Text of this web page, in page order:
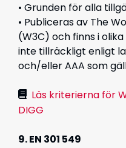
• Grunden för alla
• Publiceras av The
(W3C) och finns i olika
inte tillräckligt enligt
och/eller AAA som
Läs kriterierna för
DIGG
9. EN 301 549